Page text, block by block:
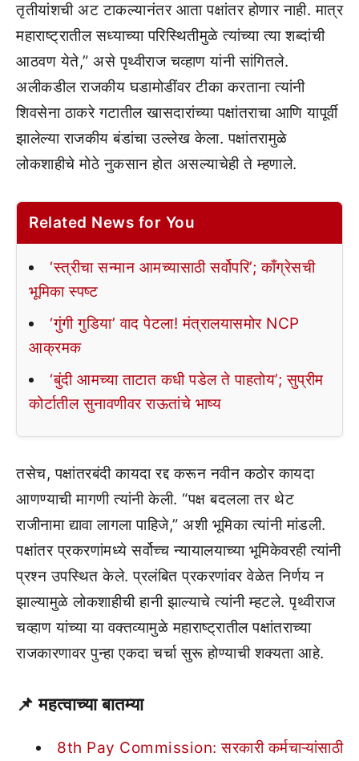
तृतीयांशची अट टाकल्यानंतर आता पक्षांतर होणार नाही. मात्र
महाराष्ट्रातील सध्याच्या परिस्थितीमुळे त्यांच्या त्या शब्दांची
आठवण येते,” असे पृथ्वीराज चव्हाण यांनी सांगितले.
अलीकडील राजकीय घडामोडींवर टीका करताना त्यांनी
शिवसेना ठाकरे गटातील खासदारांच्या पक्षांतराचा आणि यापूर्वी
झालेल्या राजकीय बंडांचा उल्लेख केला. पक्षांतरामुळे
लोकशाहीचे मोठे नुकसान होत असल्याचेही ते म्हणाले.
Related News for You
‘स्त्रीचा सन्मान आमच्यासाठी सर्वोपरि’; काँग्रेसची
भूमिका स्पष्ट
‘गुंगी गुडिया’ वाद पेटला! मंत्रालयासमोर NCP
आक्रमक
‘बुंदी आमच्या ताटात कधी पडेल ते पाहतोय’; सुप्रीम
कोर्टातील सुनावणीवर राऊतांचे भाष्य
तसेच, पक्षांतरबंदी कायदा रद्द करून नवीन कठोर कायदा
आणण्याची मागणी त्यांनी केली. “पक्ष बदलला तर थेट
राजीनामा द्यावा लागला पाहिजे,” अशी भूमिका त्यांनी मांडली.
पक्षांतर प्रकरणांमध्ये सर्वोच्च न्यायालयाच्या भूमिकेवरही त्यांनी
प्रश्न उपस्थित केले. प्रलंबित प्रकरणांवर वेळेत निर्णय न
झाल्यामुळे लोकशाहीची हानी झाल्याचे त्यांनी म्हटले. पृथ्वीराज
चव्हाण यांच्या या वक्तव्यामुळे महाराष्ट्रातील पक्षांतराच्या
राजकारणावर पुन्हा एकदा चर्चा सुरू होण्याची शक्यता आहे.
📌महत्वाच्या बातम्या
8th Pay Commission: सरकारी कर्मचाऱ्यांसाठी